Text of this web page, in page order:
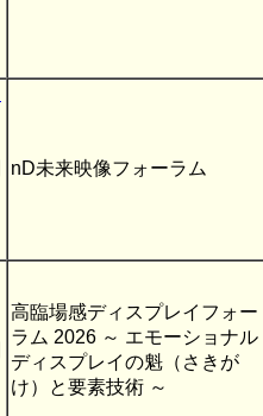
nD未来映像フォーラム
高臨場感ディスプレイフォー
ラム 2026 ～ エモーショナル
ディスプレイの魁（さきが
け）と要素技術 ～